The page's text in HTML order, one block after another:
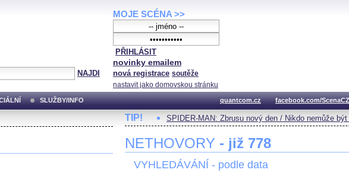
NAJDI
MOJE SCÉNA >>
PŘIHLÁSIT
novinky emailem
nová registrace soutěže
nastavit jako domovskou stránku
SLUŽBY/INFO quantcom.cz facebook.com/ScenaCZ
TIP! SPIDER-MAN: Zbrusu nový den / Nikdo nemůže
NETHOVORY - již 778
VYHLEDÁVÁNÍ - podle data